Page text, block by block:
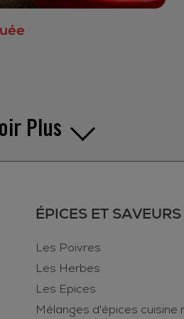
Plus
ÉPICES ET SAVEURS
Les Poivres
Les Herbes
Les Epices
Mélanges d'épices cuisine